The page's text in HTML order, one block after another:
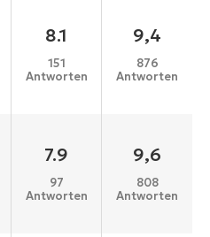
8.1
151
Antworten
9,4
876
Antworten
7.9
97
Antworten
9,6
808
Antworten